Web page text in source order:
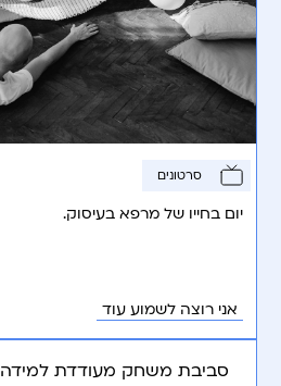
סרטונים
יום בחייו של מרפא בעיסוק.
אני רוצה לשמוע עוד
סביבת משחק מעודדת למידה